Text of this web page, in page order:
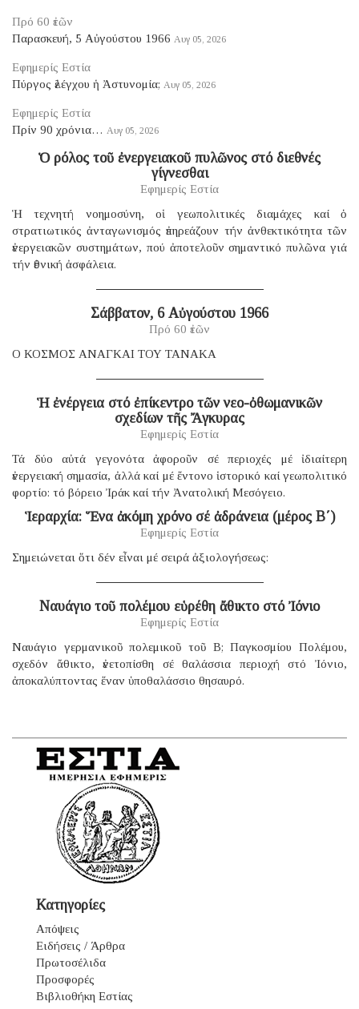
Πρό 60 ἐτῶν
Παρασκευή, 5 Αὐγούστου 1966 Αυγ 05, 2026
Εφημερίς Εστία
Πύργος ἐλέγχου ἡ Ἀστυνομία; Αυγ 05, 2026
Εφημερίς Εστία
Πρίν 90 χρόνια… Αυγ 05, 2026
Ὁ ρόλος τοῦ ἐνεργειακοῦ πυλῶνος στό διεθνές
γίγνεσθαι
Εφημερίς Εστία
Ἡ τεχνητή νοημοσύνη, οἱ γεωπολιτικές διαμάχες καί ὁ
στρατιωτικός ἀνταγωνισμός ἐπηρεάζουν τήν ἀνθεκτικότητα τῶν
ἐνεργειακῶν συστημάτων, πού ἀποτελοῦν σημαντικό πυλῶνα γιά
τήν ἐθνική ἀσφάλεια.
Σάββατον, 6 Αὐγούστου 1966
Πρό 60 ἐτῶν
Ο ΚΟΣΜΟΣ ΑΝΑΓΚΑΙ ΤΟΥ ΤΑΝΑΚΑ
Ἡ ἐνέργεια στό ἐπίκεντρο τῶν νεο-ὀθωμανικῶν
σχεδίων τῆς Ἄγκυρας
Εφημερίς Εστία
Τά δύο αὐτά γεγονότα ἀφοροῦν σέ περιοχές μέ ἰδιαίτερη
ἐνεργειακή σημασία, ἀλλά καί μέ ἔντονο ἱστορικό καί γεωπολιτικό
φορτίο: τό βόρειο Ἰράκ καί τήν Ἀνατολική Μεσόγειο.
Ἱεραρχία: Ἕνα ἀκόμη χρόνο σέ ἀδράνεια (μέρος B΄)
Εφημερίς Εστία
Σημειώνεται ὅτι δέν εἶναι μέ σειρά ἀξιολογήσεως:
Ναυάγιο τοῦ πολέμου εὑρέθη ἄθικτο στό Ἰόνιο
Εφημερίς Εστία
Ναυάγιο γερμανικοῦ πολεμικοῦ τοῦ B; Παγκοσμίου Πολέμου,
σχεδόν ἄθικτο, ἐνετοπίσθη σέ θαλάσσια περιοχή στό Ἰόνιο,
ἀποκαλύπτοντας ἕναν ὑποθαλάσσιο θησαυρό.
Κατηγορίες
Απόψεις
Ειδήσεις / Άρθρα
Πρωτοσέλιδα
Προσφορές
Βιβλιοθήκη Εστίας